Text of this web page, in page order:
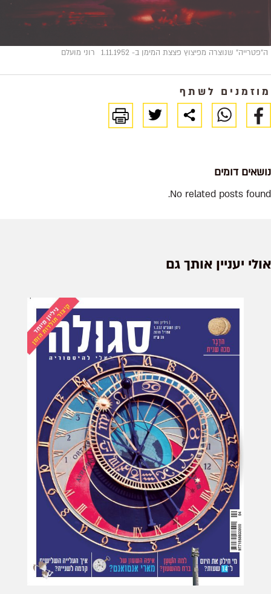
ה"פטרייה" שנוצרה מפיצוץ פצצת המימן ב- 1.11.1952 רוני מועלם
מוזמנים לשתף
נושאים דומים
No related posts found.
אולי יעניין אותך גם